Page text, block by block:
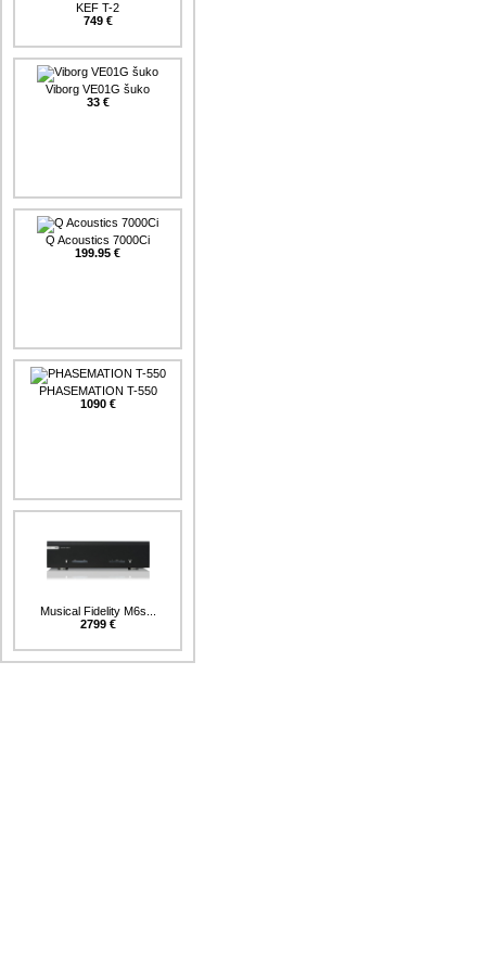
KEF T-2
749 €
Viborg VE01G šuko
33 €
Q Acoustics 7000Ci
199.95 €
PHASEMATION T-550
1090 €
Musical Fidelity M6s...
2799 €